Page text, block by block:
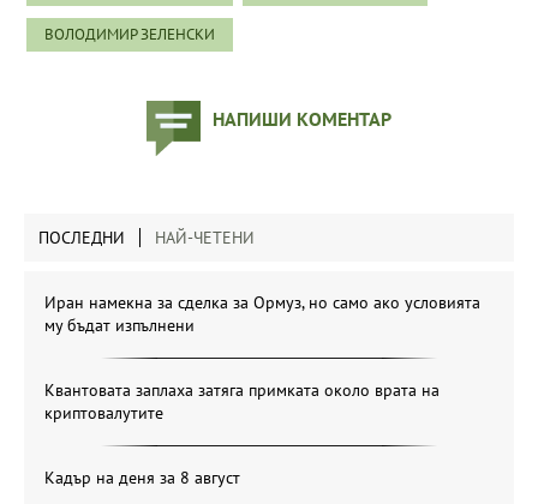
ВОЛОДИМИР ЗЕЛЕНСКИ
НАПИШИ КОМЕНТАР
ПОСЛЕДНИ НАЙ-ЧЕТЕНИ
Иран намекна за сделка за Ормуз, но само ако условията
му бъдат изпълнени
Квантовата заплаха затяга примката около врата на
криптовалутите
Кадър на деня за 8 август